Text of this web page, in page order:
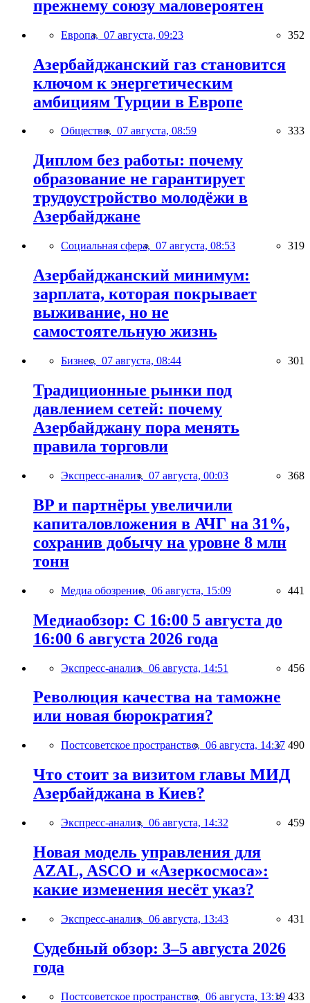
прежнему союзу маловероятен
Европа, 07 августа, 09:23 352
Азербайджанский газ становится
ключом к энергетическим
амбициям Турции в Европе
Общество, 07 августа, 08:59 333
Диплом без работы: почему
образование не гарантирует
трудоустройство молодёжи в
Азербайджане
Социальная сфера, 07 августа, 08:53 319
Азербайджанский минимум:
зарплата, которая покрывает
выживание, но не
самостоятельную жизнь
Бизнес, 07 августа, 08:44 301
Традиционные рынки под
давлением сетей: почему
Азербайджану пора менять
правила торговли
Экспресс-анализ, 07 августа, 00:03 368
BP и партнёры увеличили
капиталовложения в АЧГ на 31%,
сохранив добычу на уровне 8 млн
тонн
Медиа обозрение, 06 августа, 15:09 441
Медиаобзор: С 16:00 5 августа до
16:00 6 августа 2026 года
Экспресс-анализ, 06 августа, 14:51 456
Революция качества на таможне
или новая бюрократия?
Постсоветское пространство, 06 августа, 14:37 490
Что стоит за визитом главы МИД
Азербайджана в Киев?
Экспресс-анализ, 06 августа, 14:32 459
Новая модель управления для
AZAL, ASCO и «Азеркосмоса»:
какие изменения несёт указ?
Экспресс-анализ, 06 августа, 13:43 431
Судебный обзор: 3–5 августа 2026
года
Постсоветское пространство, 06 августа, 13:19 433